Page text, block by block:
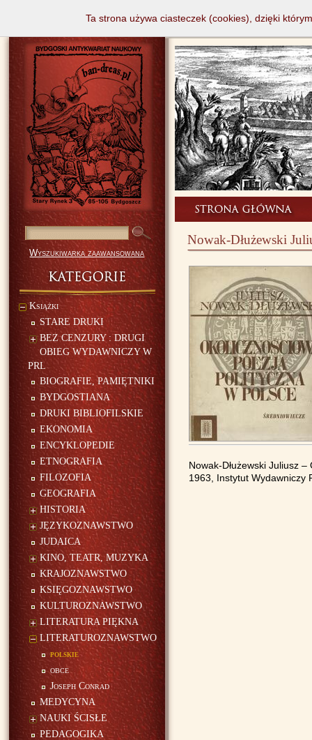
Wyszukiwarka zaawansowana
Książki
STARE DRUKI
BEZ CENZURY : DRUGI
OBIEG WYDAWNICZY W
PRL
BIOGRAFIE, PAMIĘTNIKI
BYDGOSTIANA
DRUKI BIBLIOFILSKIE
EKONOMIA
ENCYKLOPEDIE
ETNOGRAFIA
FILOZOFIA
GEOGRAFIA
HISTORIA
JĘZYKOZNAWSTWO
JUDAICA
KINO, TEATR, MUZYKA
KRAJOZNAWSTWO
KSIĘGOZNAWSTWO
KULTUROZNAWSTWO
LITERATURA PIĘKNA
LITERATUROZNAWSTWO
polskie
obce
Joseph Conrad
MEDYCYNA
NAUKI ŚCISŁE
PEDAGOGIKA
Nowak-Dłużewski
Nowak-Dłużewski Juliusz
1963, Instytut Wydawniczy
Ta strona używa ciasteczek (cookies), dzięki